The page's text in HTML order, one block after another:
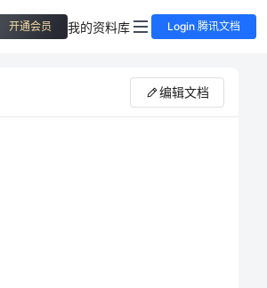
开通会员 我的资料库 Login 腾讯文档
编辑文档